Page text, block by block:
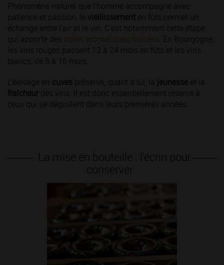
Phénomène naturel que l’homme accompagne avec
patience et passion, le vieillissement en fûts permet un
échange entre l’air et le vin. C’est notamment cette étape
qui apporte des notes aromatiques boisées . En Bourgogne,
les vins rouges passent 12 à 24 mois en fûts et les vins
blancs, de 8 à 16 mois.
L’élevage en cuves préserve, quant à lui, la jeunesse et la
fraîcheur des vins. Il est donc essentiellement réservé à
ceux qui se dégustent dans leurs premières années.
La mise en bouteille : l’écrin pour
conserver